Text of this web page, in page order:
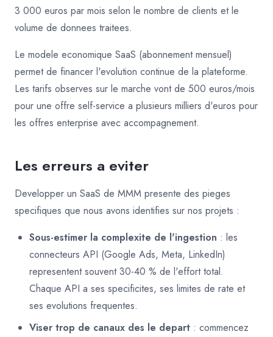
3 000 euros par mois selon le nombre de clients et le
volume de donnees traitees.
Le modele economique SaaS (abonnement mensuel)
permet de financer l'evolution continue de la plateforme.
Les tarifs observes sur le marche vont de 500 euros/mois
pour une offre self-service a plusieurs milliers d'euros pour
les offres enterprise avec accompagnement.
Les erreurs a eviter
Developper un SaaS de MMM presente des pieges
specifiques que nous avons identifies sur nos projets :
Sous-estimer la complexite de l'ingestion : les
connecteurs API (Google Ads, Meta, LinkedIn)
representent souvent 30-40 % de l'effort total.
Chaque API a ses specificites, ses limites de rate et
ses evolutions frequentes.
Viser trop de canaux des le depart : commencez